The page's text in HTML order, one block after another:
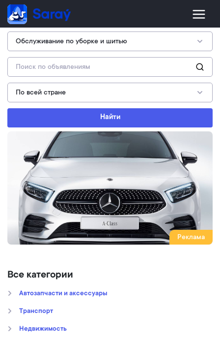
Найти
Реклама
Все категории
Автозапчасти и аксессуары
Транспорт
Недвижимость